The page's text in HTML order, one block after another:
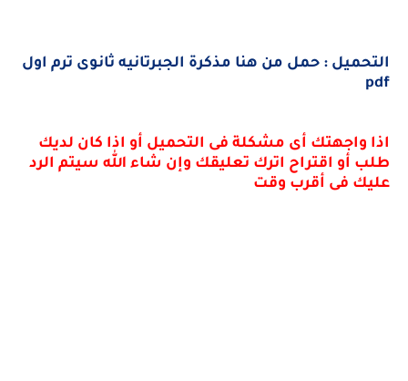
التحميل : حمل من هنا مذكرة الجبرتانيه ثانوى ترم اول
pdf
اذا واجهتك أى مشكلة فى التحميل أو اذا كان لديك
طلب أو اقتراح اترك تعليقك وإن شاء الله سيتم الرد
عليك فى أقرب وقت